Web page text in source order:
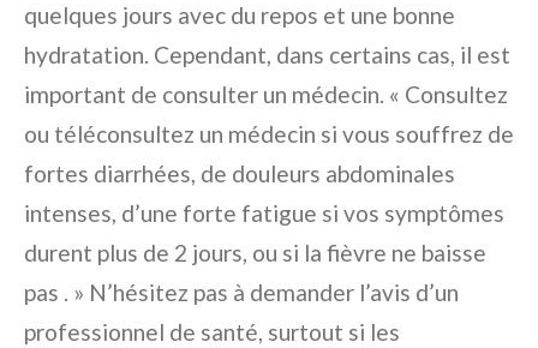
quelques jours avec du repos et une bonne
hydratation. Cependant, dans certains cas, il est
important de consulter un médecin. « Consultez
ou téléconsultez un médecin si vous souffrez de
fortes diarrhées, de douleurs abdominales
intenses, d’une forte fatigue si vos symptômes
durent plus de 2 jours, ou si la fièvre ne baisse
pas . » N’hésitez pas à demander l’avis d’un
professionnel de santé, surtout si les